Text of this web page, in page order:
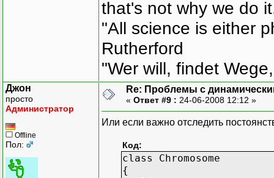
that's not why we do
"All science is either
Rutherford
"Wer will, findet
Джон
просто
Администратор
Offline
Пол:
Re: Проблемы с
« Ответ #9 : 24-06-2008 12:12 »
Или если важно отследить
Код:
class Chromosome
{